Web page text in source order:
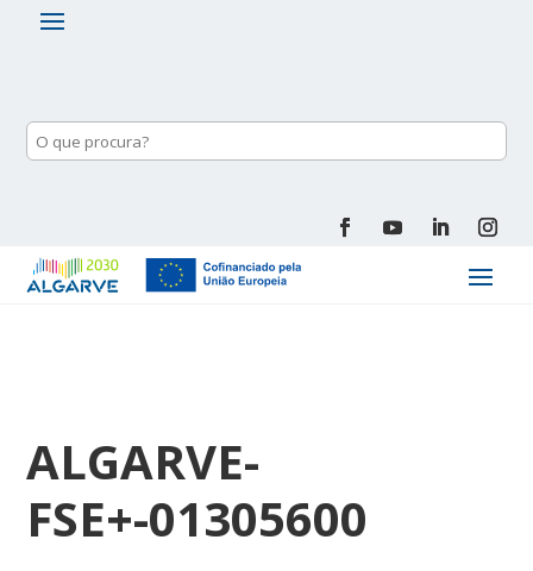
ALGARVE-
FSE+-01305600